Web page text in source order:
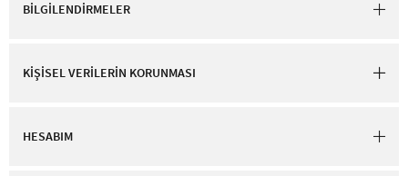
BİLGİLENDİRMELER
KİŞİSEL VERİLERİN KORUNMASI
HESABIM